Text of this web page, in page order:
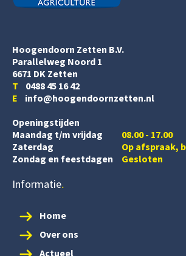
Hoogendoorn Zetten B.V.
Parallelweg Noord 1
6671 DK Zetten
T 0488 45 16 42
E info@hoogendoornzetten.nl
Openingstijden
Maandag t/m vrijdag
08.00 - 17.00
Zaterdag
Op afspraak,
Zondag en feestdagen
Gesloten
Informatie
Home
Over ons
Actueel